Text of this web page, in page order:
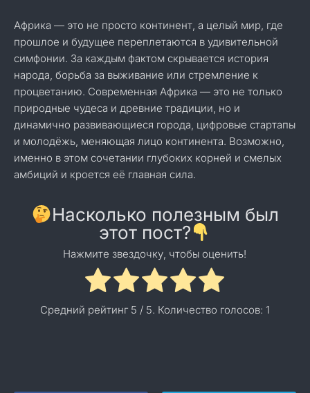
Африка — это не просто континент, а целый мир, где
прошлое и будущее переплетаются в удивительной
симфонии. За каждым фактом скрывается история
народа, борьба за выживание или стремление к
процветанию. Современная Африка — это не только
природные чудеса и древние традиции, но и
динамично развивающиеся города, цифровые стартапы
и молодёжь, меняющая лицо континента. Возможно,
именно в этом сочетании глубоких корней и смелых
амбиций и кроется её главная сила.
Насколько полезным был
этот пост?
Нажмите звездочку, чтобы оценить!
Средний рейтинг 5 / 5. Количество голосов: 1